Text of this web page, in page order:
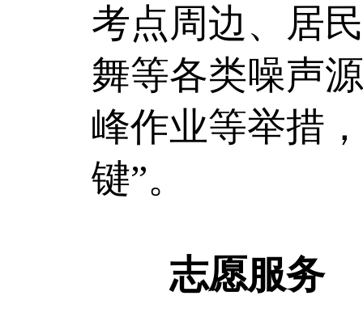
考点周边、居
舞等各类噪声
峰作业等举措
键”。
志愿服务